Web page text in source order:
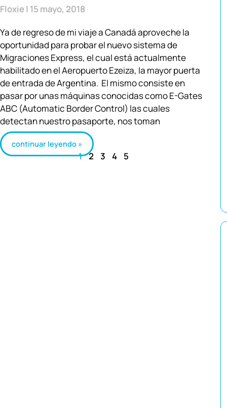
Floxie 15 mayo, 2018
Ya de regreso de mi viaje a Canadá aproveche la
oportunidad para probar el nuevo sistema de
Migraciones Express, el cual está actualmente
habilitado en el Aeropuerto Ezeiza, la mayor puerta
de entrada de Argentina. El mismo consiste en
pasar por unas máquinas conocidas como E-Gates
ABC (Automatic Border Control) las cuales
detectan nuestro pasaporte, nos toman
continuar leyendo »
1 2 3 4 5